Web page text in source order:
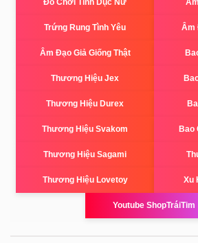
Đồ Chơi Tình Dục Nữ
Trứng Rung Tình Yêu Âm
Âm Đạo Giả Giống Thật
Thương Hiệu Jex
Thương Hiệu Durex
Thương Hiệu Svakom Bao
Thương Hiệu Sagami
Thương Hiệu Lovetoy Xu
Youtube ShopTráiTim